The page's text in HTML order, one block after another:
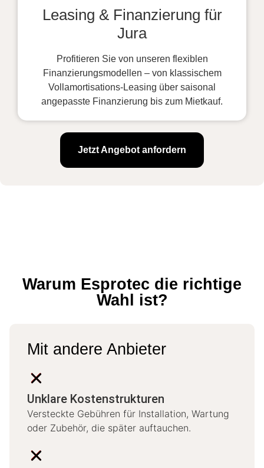
Leasing & Finanzierung für
Jura
Profitieren Sie von unseren flexiblen
Finanzierungsmodellen – von klassischem
Vollamortisations-Leasing über saisonal
angepasste Finanzierung bis zum Mietkauf.
Jetzt Angebot anfordern
Warum Esprotec die richtige
Wahl ist?
Mit andere Anbieter
Unklare Kostenstrukturen
Versteckte Gebühren für Installation, Wartung
oder Zubehör, die später auftauchen.